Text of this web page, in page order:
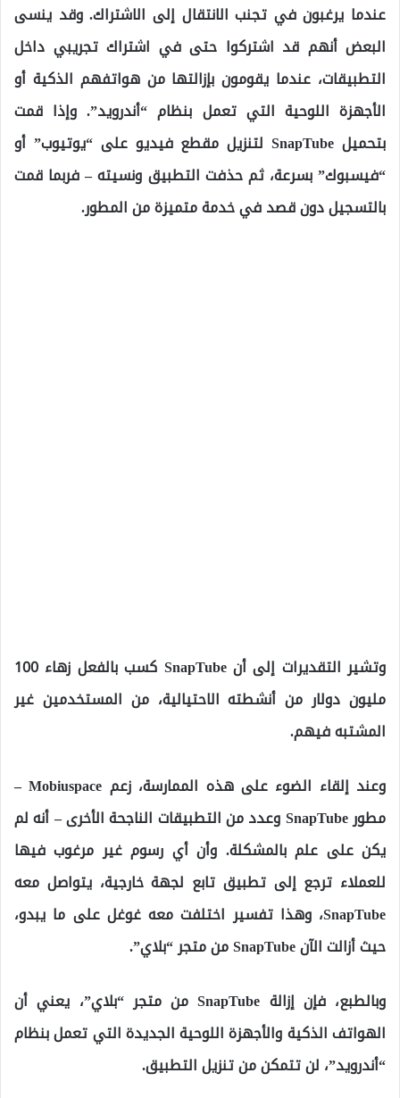
عندما يرغبون في تجنب الانتقال إلى الاشتراك. وقد ينسى
البعض أنهم قد اشتركوا حتى في اشتراك تجريبي داخل
التطبيقات، عندما يقومون بإزالتها من هواتفهم الذكية أو
الأجهزة اللوحية التي تعمل بنظام “أندرويد”. وإذا قمت
بتحميل SnapTube لتنزيل مقطع فيديو على “يوتيوب” أو
“فيسبوك” بسرعة، ثم حذفت التطبيق ونسيته – فربما قمت
بالتسجيل دون قصد في خدمة متميزة من المطور.
وتشير التقديرات إلى أن SnapTube كسب بالفعل زهاء 100
مليون دولار من أنشطته الاحتيالية، من المستخدمين غير
المشتبه فيهم.
وعند إلقاء الضوء على هذه الممارسة، زعم Mobiuspace –
مطور SnapTube وعدد من التطبيقات الناجحة الأخرى – أنه لم
يكن على علم بالمشكلة. وأن أي رسوم غير مرغوب فيها
للعملاء ترجع إلى تطبيق تابع لجهة خارجية، يتواصل معه
SnapTube، وهذا تفسير اختلفت معه غوغل على ما يبدو،
حيث أزالت الآن SnapTube من متجر “بلاي”.
وبالطبع، فإن إزالة SnapTube من متجر “بلاي”، يعني أن
الهواتف الذكية والأجهزة اللوحية الجديدة التي تعمل بنظام
“أندرويد”، لن تتمكن من تنزيل التطبيق.